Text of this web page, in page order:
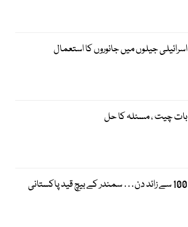
اسرائیلی جیلوں میں جانوروں کا استعمال
بات چیت ، مسئلہ کا حل
100 سے زائد دن… سمندر کے بیچ قید پاکستانی